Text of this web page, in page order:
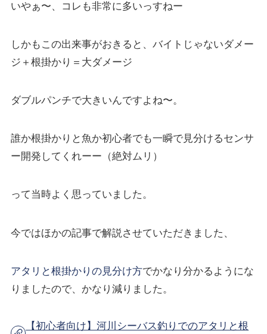
いやぁ〜、コレも非常に多いっすねー
しかもこの出来事がおきると、バイトじゃないダメー
ジ＋根掛かり＝大ダメージ
ダブルパンチで大きいんですよね〜。
誰か根掛かりと魚か初心者でも一瞬で見分けるセンサ
ー開発してくれーー（絶対ムリ）
って当時よく思っていました。
今ではほかの記事で解説させていただきました、
アタリと根掛かりの見分け方でかなり分かるようにな
りましたので、かなり減りました。
【初心者向け】河川シーバス釣りでのアタリと根